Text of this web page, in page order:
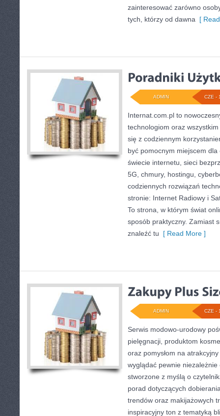
zainteresować zarówno
tych, którzy od dawna [
CZE -
ADMIN
Internat.com.pl to
technologiom oraz
się z codziennym
być pomocnym miejscem
świecie internetu, sieci
5G, chmury, hostingu,
codziennych rozwiązań
stronie: Internet Radiowy i
To strona, w którym świat
sposób praktyczny. Zamiast
znaleźć tu [ Read More ]
CZE -
ADMIN
Serwis modowo-urodowy
pielęgnacji, produktom
oraz pomysłom na
wyglądać pewnie niezależnie
stworzone z myślą o
porad dotyczących
trendów oraz makijażowych
inspiracyjny ton z tematyką